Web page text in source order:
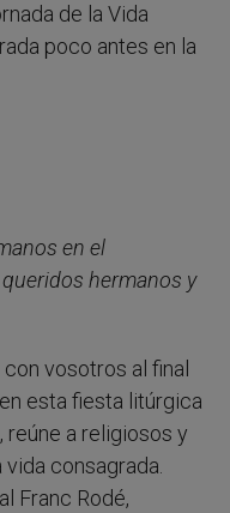
de la Vida
poco antes en la
en el
hermanos y
vosotros al final
esta fiesta litúrgica
reúne a religiosos y
consagrada.
Franc Rodé,